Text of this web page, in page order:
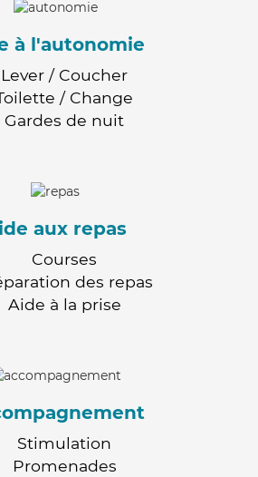
à l'autonomie
Lever / Coucher
/ Change
Gardes de nuit
aux repas
Courses
des repas
Aide à la prise
Stimulation
Promenades